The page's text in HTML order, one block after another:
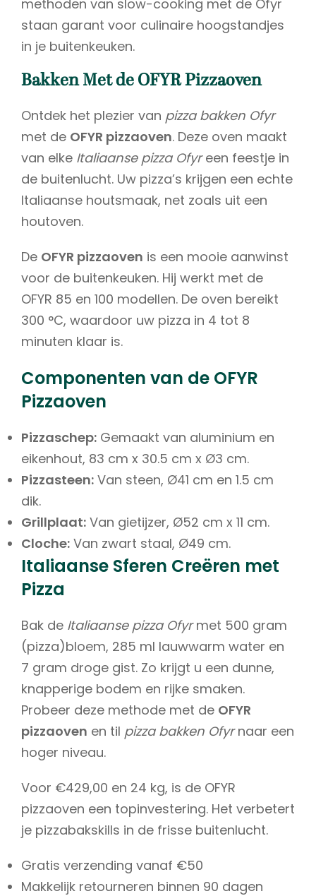
methoden van slow-cooking met de Ofyr
staan garant voor culinaire hoogstandjes
in je buitenkeuken.
Bakken Met de OFYR Pizzaoven
Ontdek het plezier van pizza bakken Ofyr
met de OFYR pizzaoven. Deze oven maakt
van elke Italiaanse pizza Ofyreen feestje in
de buitenlucht. Uw pizza’s krijgen een echte
Italiaanse houtsmaak, net zoals uit een
houtoven.
De OFYR pizzaoven is een mooie aanwinst
voor de buitenkeuken. Hij werkt met de
OFYR 85 en 100 modellen. De oven bereikt
300 °C, waardoor uw pizza in 4 tot 8
minuten klaar is.
Componenten van de OFYR
Pizzaoven
Pizzaschep: Gemaakt van aluminium en
eikenhout, 83 cm x 30.5 cm x Ø3 cm.
Pizzasteen: Van steen, Ø41 cm en 1.5 cm
dik.
Grillplaat: Van gietijzer, Ø52 cm x 11 cm.
Cloche: Van zwart staal, Ø49 cm.
Italiaanse Sferen Creëren met
Pizza
Bak de Italiaanse pizza Ofyrmet 500 gram
(pizza)bloem, 285 ml lauwwarm water en
7 gram droge gist. Zo krijgt u een dunne,
knapperige bodem en rijke smaken.
Probeer deze methode met de OFYR
pizzaoven en til pizza bakken Ofyrnaar een
hoger niveau.
Voor €429,00 en 24 kg, is de OFYR
pizzaoven een topinvestering. Het verbetert
je pizzabakskills in de frisse buitenlucht.
Gratis verzending vanaf €50
Makkelijk retourneren binnen 90 dagen